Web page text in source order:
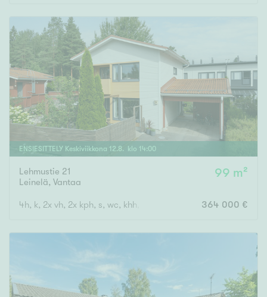
ENSIESITTELY Keskiviikkona 12.8. klo 14:00
Lehmustie 21
Leinelä, Vantaa
99 m²
4h, k, 2x vh, 2x kph, s, wc, khh, p, terassi, var 364 000 €